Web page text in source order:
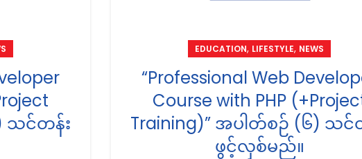
သင်တန်း
EDUCATION, LIFESTYLE, NEWS
“Professional Web
Course with PHP
Training)” အပါတ်စဉ် (၆) သင်
ဖွင့်လှစ်မည်။